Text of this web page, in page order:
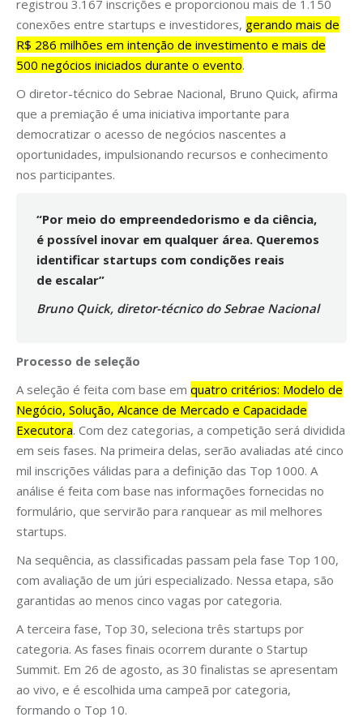
registrou 3.167 inscrições e proporcionou mais de 1.150
conexões entre startups e investidores, gerando mais de
R$ 286 milhões em intenção de investimento e mais de
500 negócios iniciados durante o evento.
O diretor-técnico do Sebrae Nacional, Bruno Quick, afirma
que a premiação é uma iniciativa importante para
democratizar o acesso de negócios nascentes a
oportunidades, impulsionando recursos e conhecimento
nos participantes.
“Por meio do empreendedorismo e da ciência,
é possível inovar em qualquer área. Queremos
identificar startups com condições reais
de escalar”
Bruno Quick, diretor-técnico do Sebrae Nacional
Processo de seleção
A seleção é feita com base em quatro critérios: Modelo de
Negócio, Solução, Alcance de Mercado e Capacidade
Executora. Com dez categorias, a competição será dividida
em seis fases. Na primeira delas, serão avaliadas até cinco
mil inscrições válidas para a definição das Top 1000. A
análise é feita com base nas informações fornecidas no
formulário, que servirão para ranquear as mil melhores
startups.
Na sequência, as classificadas passam pela fase Top 100,
com avaliação de um júri especializado. Nessa etapa, são
garantidas ao menos cinco vagas por categoria.
A terceira fase, Top 30, seleciona três startups por
categoria. As fases finais ocorrem durante o Startup
Summit. Em 26 de agosto, as 30 finalistas se apresentam
ao vivo, e é escolhida uma campeã por categoria,
formando o Top 10.